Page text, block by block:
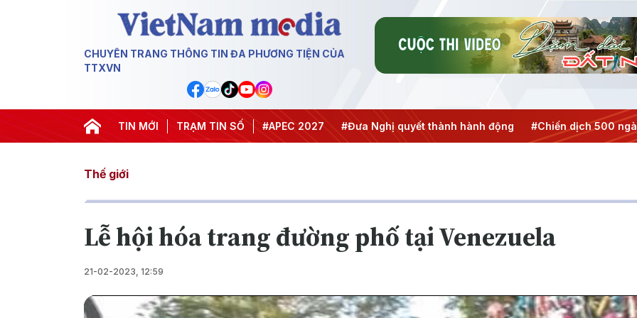
CHUYÊN TRANG THÔNG TIN ĐA PHƯƠNG TIỆN CỦA
TTXVN
TIN MỚI TRẠM TIN SỐ
#Hội nghị Trung ương 3 #APEC 2027 #Đưa Nghị quyết thành hành động #Chiến dịch 500 ngày đêm
Thế giới
Lễ hội hóa trang đường phố tại Venezuela
21-02-2023, 12:59